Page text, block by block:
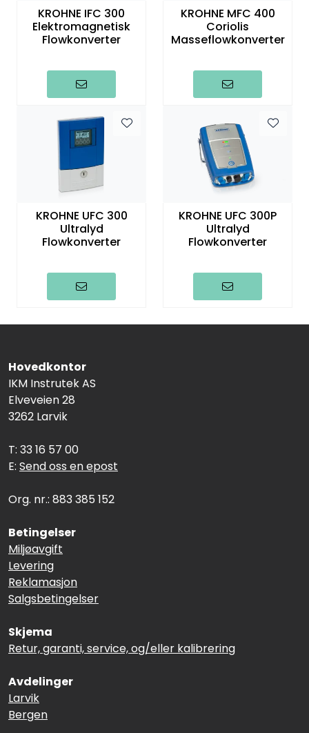
KROHNE IFC 300
Elektromagnetisk
Flowkonverter
KROHNE MFC 400
Coriolis
Masseflowkonverter
KROHNE UFC 300
Ultralyd
Flowkonverter
KROHNE UFC 300P
Ultralyd
Flowkonverter
Hovedkontor
IKM Instrutek AS
Elveveien 28
3262 Larvik
T: 33 16 57 00
E: Send oss en epost
Org. nr.: 883 385 152
Betingelser
Miljøavgift
Levering
Reklamasjon
Salgsbetingelser
Skjema
Retur, garanti, service, og/eller kalibrering
Avdelinger
Larvik
Bergen
Kampanjer
Outlet